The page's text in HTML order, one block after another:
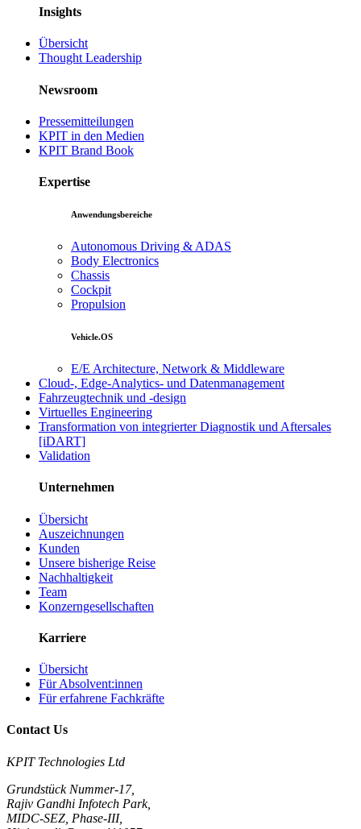
Insights
Übersicht
Thought Leadership
Newsroom
Pressemitteilungen
KPIT in den Medien
KPIT Brand Book
Expertise
Anwendungsbereiche
Autonomous Driving & ADAS
Body Electronics
Chassis
Cockpit
Propulsion
Vehicle.OS
E/E Architecture, Network & Middleware
Cloud-, Edge-Analytics- und Datenmanagement
Fahrzeugtechnik und -design
Virtuelles Engineering
Transformation von integrierter Diagnostik und Aftersales
[iDART]
Validation
Unternehmen
Übersicht
Auszeichnungen
Kunden
Unsere bisherige Reise
Nachhaltigkeit
Team
Konzerngesellschaften
Karriere
Übersicht
Für Absolvent:innen
Für erfahrene Fachkräfte
Contact Us
KPIT Technologies Ltd
Grundstück Nummer-17,
Rajiv Gandhi Infotech Park,
MIDC-SEZ, Phase-III,